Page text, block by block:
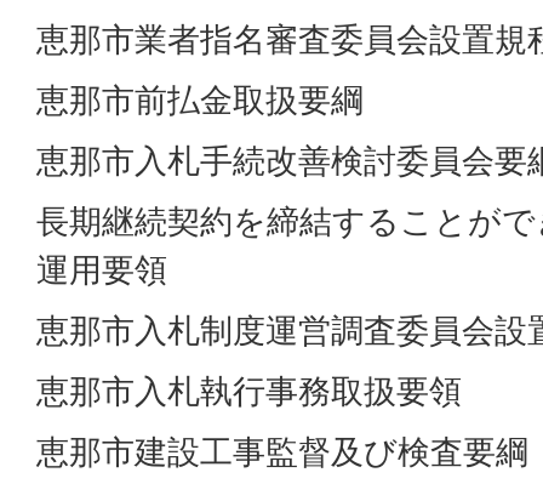
恵那市業者指名審査委員会設置規
恵那市前払金取扱要綱
恵那市入札手続改善検討委員会要
長期継続契約を締結することが
運用要領
恵那市入札制度運営調査委員会設
恵那市入札執行事務取扱要領
恵那市建設工事監督及び検査要綱